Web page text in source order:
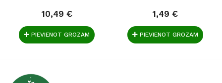
10,49 €
PIEVIENOT GROZAM
1,49 €
PIEVIENOT GROZAM